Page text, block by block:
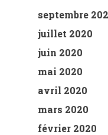
septembre
juillet 2020
juin 2020
mai 2020
avril 2020
mars 2020
février 2020